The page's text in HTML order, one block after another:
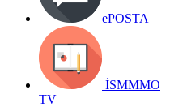
ePOSTA
İSMMMO
TV